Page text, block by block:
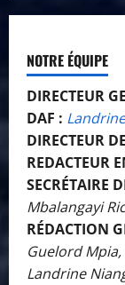
NOTRE ÉQUIPE
DIRECTEUR
DAF :
DIRECTEUR
REDACTEUR
SECRÉTAIRE
Mbalangayi
RÉDACTION
Guelord
Landrine